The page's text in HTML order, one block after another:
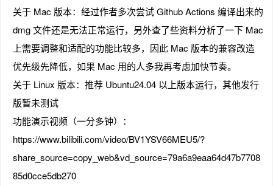
关于 Mac 版本：经过作者多次尝试 Github Actions 编译出来的
dmg 文件还是无法正常运行，另外查了些资料分析了一下 Mac
上需要调整和适配的功能比较多，因此 Mac 版本的兼容改造
优先级先降低，如果 Mac 用的人多我再考虑加快节奏。
关于 Linux 版本：推荐 Ubuntu24.04 以上版本运行，其他发行
版暂未测试
功能演示视频（一分多钟）：
https://www.bilibili.com/video/BV1YSV66MEU5/?
share_source=copy_web&vd_source=79a6a9eaa64d47b7708
85d0cce5db270